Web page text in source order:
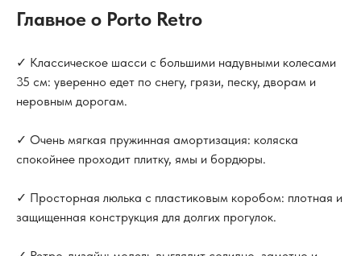
Главное о Porto Retro
✓ Классическое шасси с большими надувными колесами
35 см: уверенно едет по снегу, грязи, песку, дворам и
неровным дорогам.
✓ Очень мягкая пружинная амортизация: коляска
спокойнее проходит плитку, ямы и бордюры.
✓ Просторная люлька с пластиковым коробом: плотная и
защищенная конструкция для долгих прогулок.